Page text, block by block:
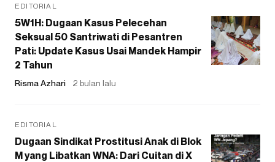
EDITORIAL
5W1H: Dugaan Kasus Pelecehan
Seksual 50 Santriwati di Pesantren
Pati: Update Kasus Usai Mandek Hampir
2 Tahun
Risma Azhari 2 bulan lalu
EDITORIAL
Dugaan Sindikat Prostitusi Anak di Blok
M yang Libatkan WNA: Dari Cuitan di X